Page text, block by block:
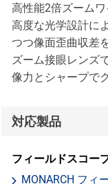
高性能2倍ズームワ
高度な光学設計に
つつ像面歪曲収差
ズーム接眼レンズ
像力とシャープで
対応製品
フィールドスコー
MONARCH フィ